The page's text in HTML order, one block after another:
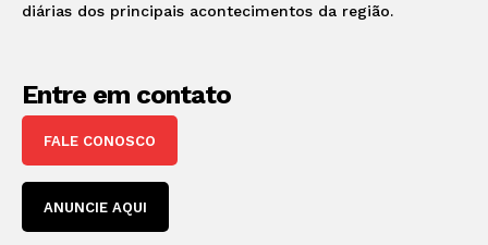
diárias dos principais acontecimentos da região.
Entre em contato
FALE CONOSCO
ANUNCIE AQUI